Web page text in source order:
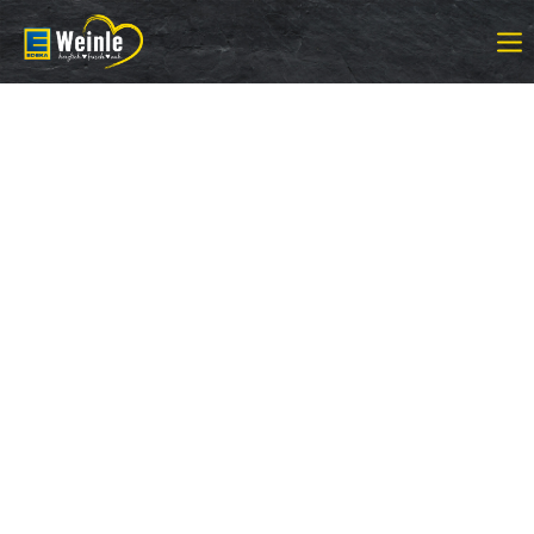
Login